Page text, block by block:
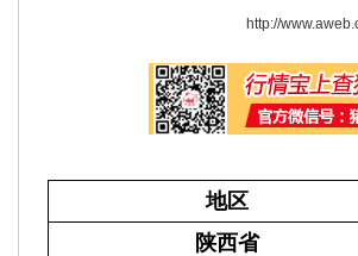
http://
地区
陕西省